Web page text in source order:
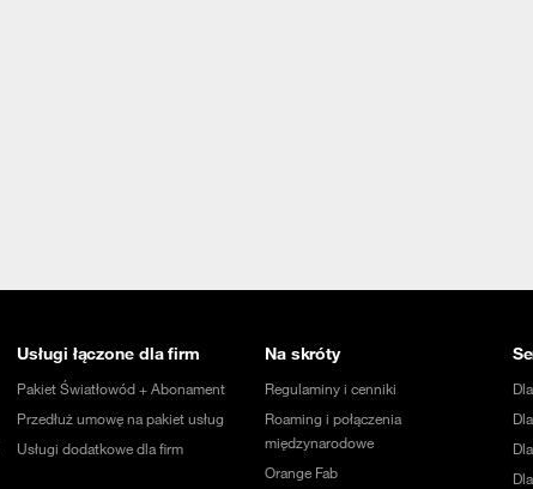
Usługi łączone dla firm
Pakiet Światłowód + Abonament
Przedłuż umowę na pakiet usług
Usługi dodatkowe dla firm
Na skróty
Regulaminy i cenniki
Roaming i połączenia
międzynarodowe
Orange Fab